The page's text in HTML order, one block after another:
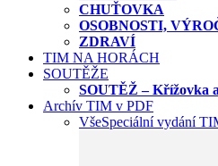
CHUŤOVKA
OSOBNOSTI,
ZDRAVÍ
TIM NA HORÁCH
SOUTĚŽE
SOUTĚŽ – Křížovka
Archív TIM v PDF
VšeSpeciální vydání